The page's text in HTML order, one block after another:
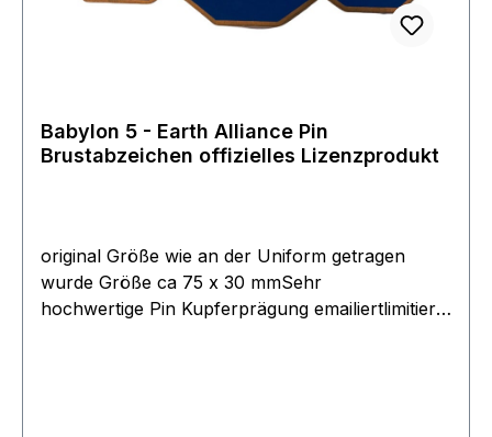
Babylon 5 - Earth Alliance Pin
Brustabzeichen offizielles Lizenzprodukt
original Größe wie an der Uniform getragen
wurde Größe ca 75 x 30 mmSehr
hochwertige Pin Kupferprägung emailiertlimitierte